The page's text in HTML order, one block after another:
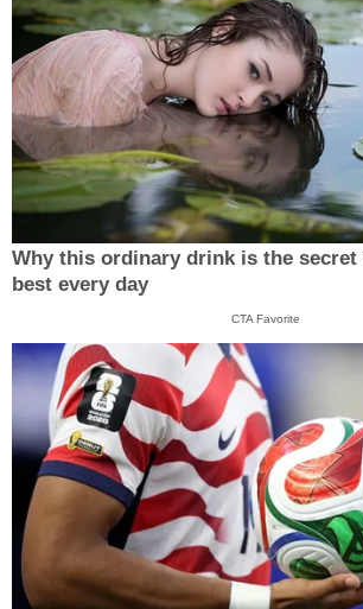
Why this ordinary drink is the
best every day
CTA Favorite